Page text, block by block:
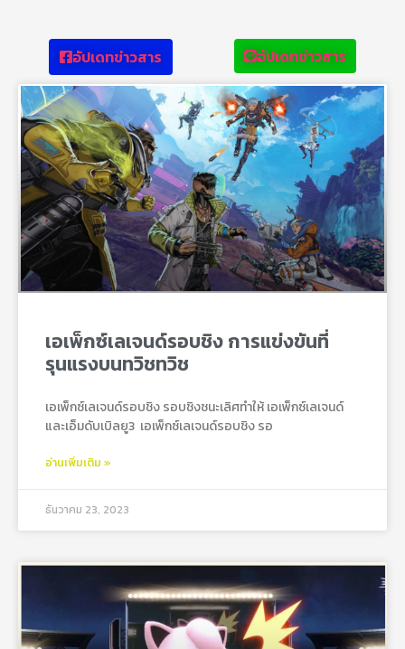
อัปเดทข่าวสาร อัปเดทข่าวสาร
เอเพ็กซ์เลเจนด์รอบชิง การแข่งขันที่
รุนแรงบนทวิชทวิช
เอเพ็กซ์เลเจนด์รอบชิง รอบชิงชนะเลิศทำให้ เอเพ็กซ์เลเจนด์
และเอ็มดับเบิลยู3 เอเพ็กซ์เลเจนด์รอบชิง รอ
อ่านเพิ่มเติม »
ธันวาคม 23, 2023